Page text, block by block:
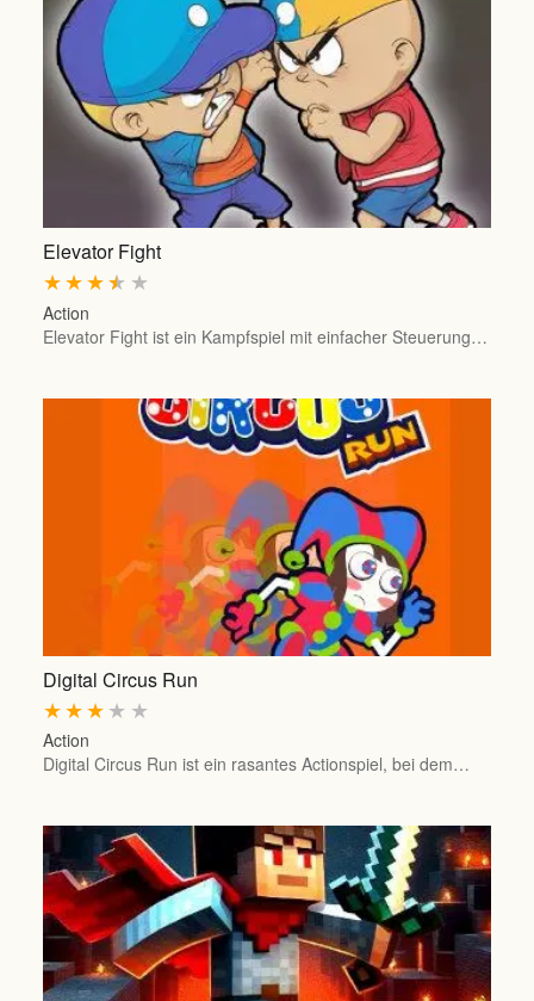
Elevator Fight
★
★
★
★
★
Action
Elevator Fight ist ein Kampfspiel mit einfacher Steuerung…
Digital Circus Run
★
★
★
★
★
Action
Digital Circus Run ist ein rasantes Actionspiel, bei dem…